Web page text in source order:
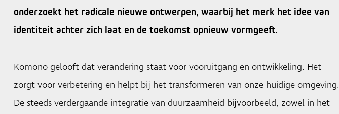
onderzoekt het radicale nieuwe ontwerpen, waarbij het merk het idee van
identiteit achter zich laat en de toekomst opnieuw vormgeeft.
Komono gelooft dat verandering staat voor vooruitgang en ontwikkeling. Het
zorgt voor verbetering en helpt bij het transformeren van onze huidige omgeving.
De steeds verdergaande integratie van duurzaamheid bijvoorbeeld, zowel in het